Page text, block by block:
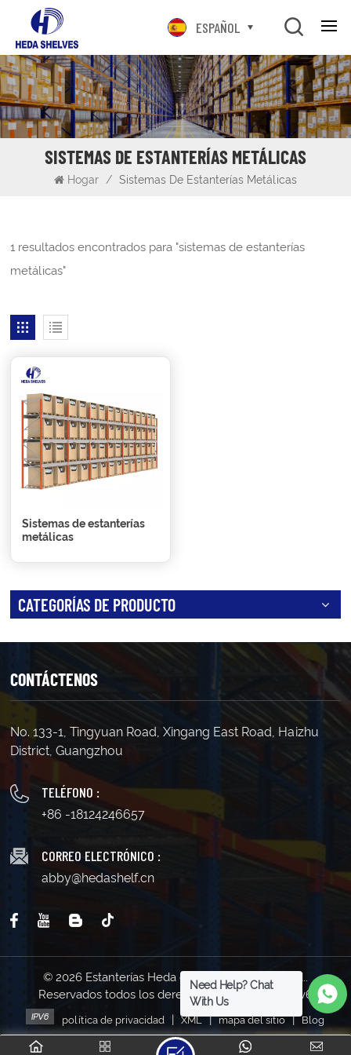
ESPAÑOL
SISTEMAS DE ESTANTERÍAS METÁLICAS
Hogar / Sistemas De Estanterías Metálicas
1 resultados encontrados para "sistemas de estanterías
metálicas"
Sistemas de estanterías
metálicas
CATEGORÍAS DE PRODUCTO
CONTÁCTENOS
No. 133-1, Tingyuan Road, Xingang East Road, Haizhu
District, Guangzhou
TELÉFONO :
+86 -18124246657
CORREO ELECTRÓNICO :
abby@hedashelf.cn
© 2026 Estanterías Heda de Guangzhou Co., Ltd..
Reservados todos los derechos . | Soporta red IPv6
política de privacidad | XML | mapa del sitio | Blog
Need Help? Chat
With Us